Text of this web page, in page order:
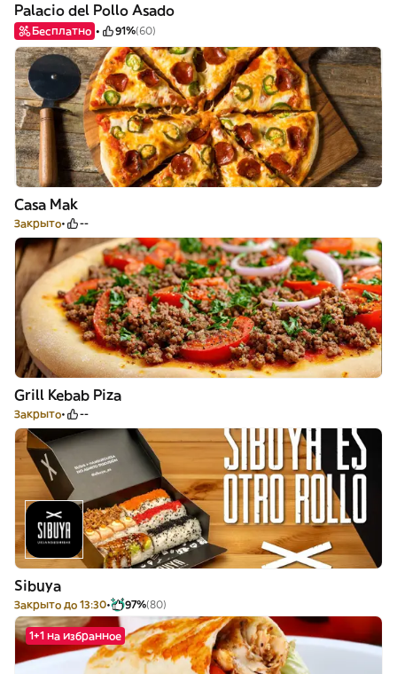
Palacio del Pollo Asado
Бесплатно 91%(60)
Casa Mak
Закрыто --
Grill Kebab Piza
Закрыто --
Sibuya
Закрыто до 13:30 97%(80)
1+1 на избранное